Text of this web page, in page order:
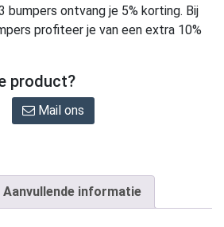
bumpers ontvang je 5% korting. Bij
profiteer je van een extra 10%
product?
Mail ons
Aanvullende informatie